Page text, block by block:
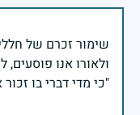
שימור זכרם של